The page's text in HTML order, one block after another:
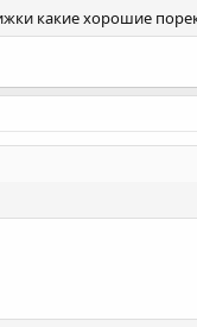
какие хорошие